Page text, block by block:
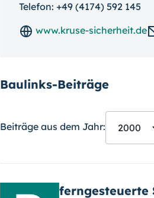
Telefon: +49 (4174) 592 145
www.kruse-sicherheit.de
Baulinks-Beiträge
Beiträge aus dem Jahr:
ferngesteuerte